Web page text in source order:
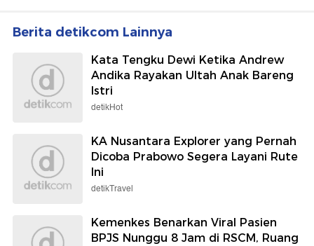
Berita detikcom Lainnya
Kata Tengku Dewi Ketika Andrew
Andika Rayakan Ultah Anak Bareng
Istri
detikHot
KA Nusantara Explorer yang Pernah
Dicoba Prabowo Segera Layani Rute
Ini
detikTravel
Kemenkes Benarkan Viral Pasien
BPJS Nunggu 8 Jam di RSCM, Ruang